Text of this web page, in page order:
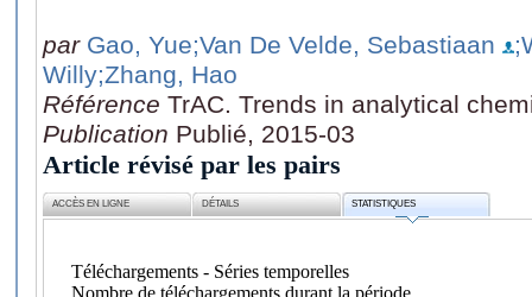
par Gao, Yue;Van De Velde, Sebastiaan
Willy;Zhang, Hao
Référence TrAC. Trends in analytical
Publication Publié, 2015-03
Article révisé par les pairs
ACCÈS EN LIGNE DÉTAILS STATISTIQUES